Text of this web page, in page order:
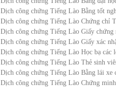
Dịch công chứng Tiếng Lào Bằng tốt
Dịch công chứng Tiếng Lào Chứng chỉ
Dịch công chứng Tiếng Lào Giấy chứng
Dịch công chứng Tiếng Lào Giấy xác
Dịch công chứng Tiếng Lào Học bạ các
Dịch công chứng Tiếng Lào Thẻ sinh
Dịch công chứng Tiếng Lào Bằng lái xe
Dịch công chứng Tiếng Lào Chứng